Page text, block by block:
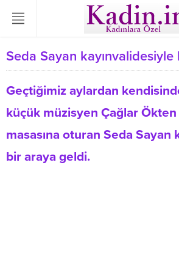
Seda Sayan
Geçtiğimiz aylardan
küçük müzisyen Çağlar
masasına oturan Seda Sayan
bir araya geldi.